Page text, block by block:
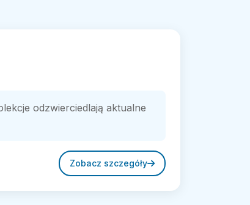
odzwierciedlają aktualne
Zobacz szczegóły